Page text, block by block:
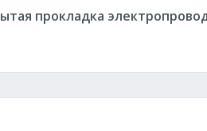
прокладка